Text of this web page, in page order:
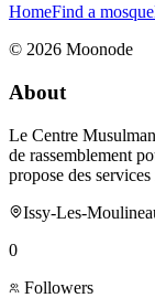
HomeFind a mosque
© 2026 Moonode
About
Le Centre
de rassemblement
propose des
Issy-Les-
0
Followers